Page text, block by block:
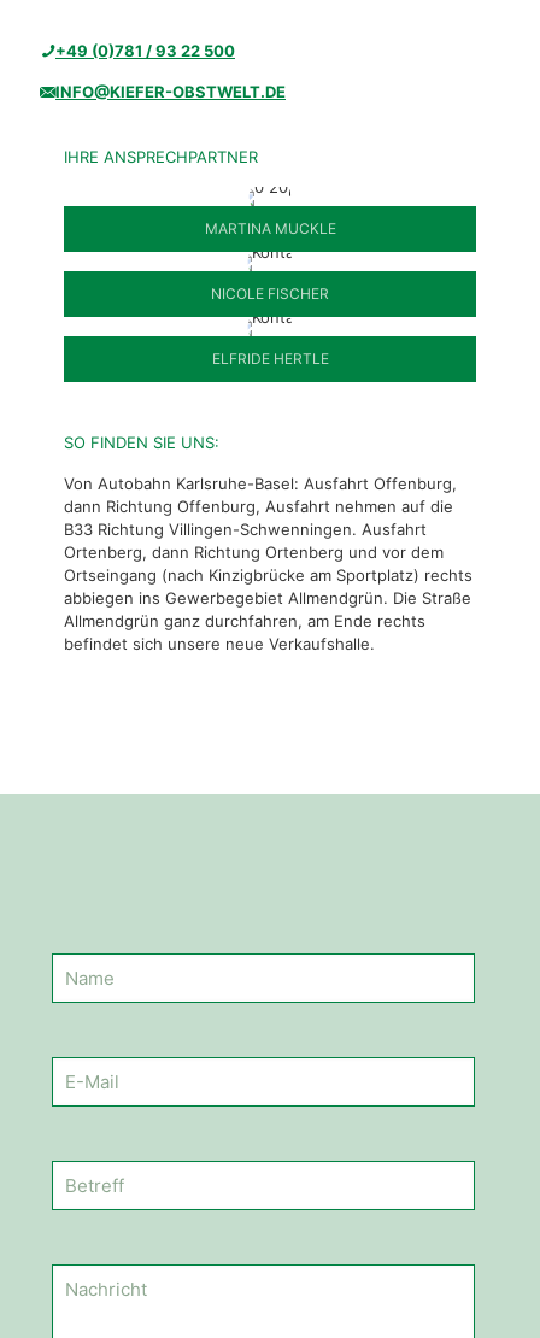
+49 (0)781 / 93 22 500
INFO@KIEFER-OBSTWELT.DE
IHRE ANSPRECHPARTNER
MARTINA MUCKLE
NICOLE FISCHER
ELFRIDE HERTLE
SO FINDEN SIE UNS:
Von Autobahn Karlsruhe-Basel: Ausfahrt Offenburg,
dann Richtung Offenburg, Ausfahrt nehmen auf die
B33 Richtung Villingen-Schwenningen. Ausfahrt
Ortenberg, dann Richtung Ortenberg und vor dem
Ortseingang (nach Kinzigbrücke am Sportplatz) rechts
abbiegen ins Gewerbegebiet Allmendgrün. Die Straße
Allmendgrün ganz durchfahren, am Ende rechts
befindet sich unsere neue Verkaufshalle.